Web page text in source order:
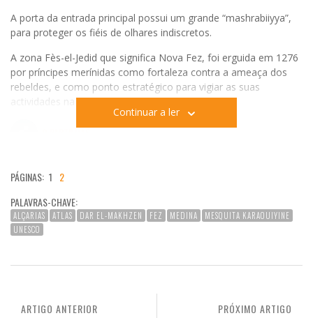
A porta da entrada principal possui um grande “mashrabiiyya”,
para proteger os fiéis de olhares indiscretos.
A zona Fès-el-Jedid que significa Nova Fez, foi erguida em 1276
por príncipes merínidas como fortaleza contra a ameaça dos
rebeldes, e como ponto estratégico para vigiar as suas
actividades na cidade velha.
PARTILHAS
Continuar a ler
PÁGINAS: 1 2
PALAVRAS-CHAVE:
ALÇARIAS ATLAS DAR EL-MAKHZEN FEZ MEDINA
MESQUITA KARAOUIYINE
UNESCO
PRÓXIMO ARTIGO
ARTIGO ANTERIOR